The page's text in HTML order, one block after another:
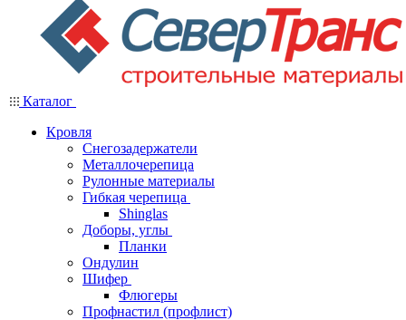
Каталог
Кровля
Снегозадержатели
Металлочерепица
Рулонные материалы
Гибкая черепица
Shinglas
Доборы, углы
Планки
Ондулин
Шифер
Флюгеры
Профнастил (профлист)